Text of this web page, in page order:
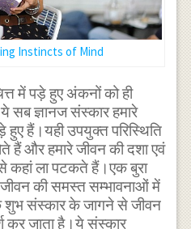
Instincts of Mind
में पड़े हुए अंकनों को ही
सब ज्ञानज संस्कार हमारे
हैं।यही उपयुक्त परिस्थिति
हैं और हमारे जीवन की दशा एवं
कहां ला पटकते हैं।एक बुरा
की समस्त सम्भावनाओं में
शुभ संस्कार के जागने से जीवन
कर जाता है।ये संस्कार